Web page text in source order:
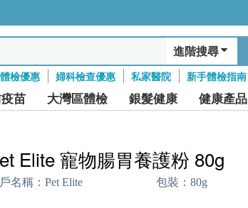
進階搜尋
檢優惠 婦科檢查優惠 私家醫院 新手體檢指南
苗 大灣區體檢 銀髮健康 健康產品
Elite 寵物腸胃養護粉 80g
名稱： Pet Elite 包裝： 80g